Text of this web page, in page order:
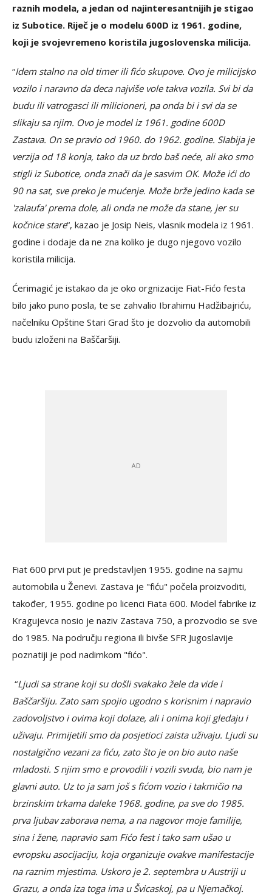
raznih modela, a jedan od najinteresantnijih je stigao
iz Subotice. Riječ je o modelu 600D iz 1961. godine,
koji je svojevremeno koristila jugoslovenska milicija.
“Idem stalno na old timer ili fićo skupove. Ovo je milicijsko
vozilo i naravno da deca najviše vole takva vozila. Svi bi da
budu ili vatrogasci ili milicioneri, pa onda bi i svi da se
slikaju sa njim. Ovo je model iz 1961. godine 600D
Zastava. On se pravio od 1960. do 1962. godine. Slabija je
verzija od 18 konja, tako da uz brdo baš neće, ali ako smo
stigli iz Subotice, onda znači da je sasvim OK. Može ići do
90 na sat, sve preko je mućenje. Može brže jedino kada se
'zalaufa' prema dole, ali onda ne može da stane, jer su
kočnice stare“, kazao je Josip Neis, vlasnik modela iz 1961.
godine i dodaje da ne zna koliko je dugo njegovo vozilo
koristila milicija.
Ćerimagić je istakao da je oko orgnizacije Fiat-Fićo festa
bilo jako puno posla, te se zahvalio Ibrahimu Hadžibajriću,
načelniku Opštine Stari Grad što je dozvolio da automobili
budu izloženi na Baščaršiji.
Fiat 600 prvi put je predstavljen 1955. godine na sajmu
automobila u Ženevi. Zastava je "fiću" počela proizvoditi,
također, 1955. godine po licenci Fiata 600. Model fabrike iz
Kragujevca nosio je naziv Zastava 750, a prozvodio se sve
do 1985. Na području regiona ili bivše SFR Jugoslavije
poznatiji je pod nadimkom "fićo".
“Ljudi sa strane koji su došli svakako žele da vide i
Baščaršiju. Zato sam spojio ugodno s korisnim i napravio
zadovoljstvo i ovima koji dolaze, ali i onima koji gledaju i
uživaju. Primijetili smo da posjetioci zaista uživaju. Ljudi su
nostalgično vezani za fiću, zato što je on bio auto naše
mladosti. S njim smo e provodili i vozili svuda, bio nam je
glavni auto. Uz to ja sam još s fićom vozio i takmičio na
brzinskim trkama daleke 1968. godine, pa sve do 1985.
prva ljubav zaborava nema, a na nagovor moje familije,
sina i žene, napravio sam Fićo fest i tako sam ušao u
evropsku asocijaciju, koja organizuje ovakve manifestacije
na raznim mjestima. Uskoro je 2. septembra u Austriji u
Grazu, a onda iza toga ima u Švicaskoj, pa u Njemačkoj.